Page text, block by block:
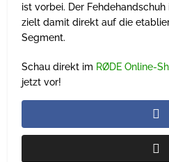
ist vorbei. Der
zielt damit direkt auf die
Segment.
Schau direkt im RØDE Online-
jetzt vor!